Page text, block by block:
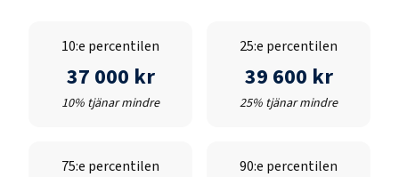
10:e percentilen
37 000 kr
10% tjänar mindre
25:e percentilen
39 600 kr
25% tjänar mindre
75:e percentilen 90:e percentilen